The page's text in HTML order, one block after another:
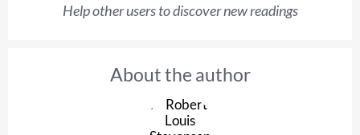
Help other users to discover new readings
About the author